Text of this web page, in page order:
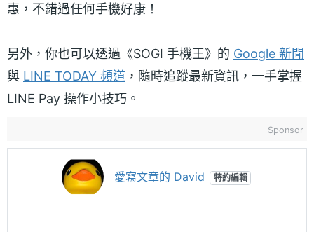
惠，不錯過任何手機好康！
另外，你也可以透過《SOGI 手機王》的 Google 新聞
與 LINE TODAY 頻道 ，隨時追蹤最新資訊，一手掌握
LINE Pay 操作小技巧。
Sponsor
愛寫文章的 David 特約編輯